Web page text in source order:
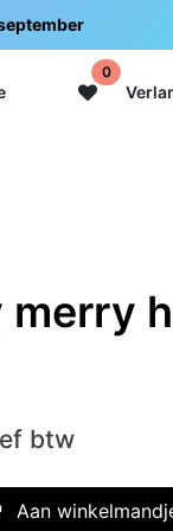
0
merry
btw
Aan